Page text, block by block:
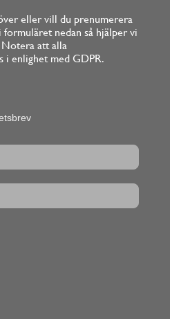
eller vill du prenumerera
formuläret nedan så hjälper vi
Notera att alla
i enlighet med GDPR.